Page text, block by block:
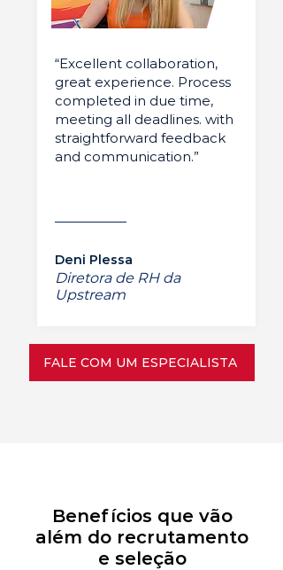
“Excellent collaboration,
great experience. Process
completed in due time,
meeting all deadlines. with
straightforward feedback
and communication.”
Deni Plessa
Diretora de RH da
Upstream
FALE COM UM ESPECIALISTA
Benefícios que vão
além do recrutamento
e seleção